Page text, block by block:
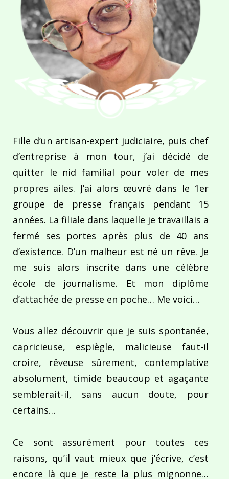
Fille d’un artisan-expert judiciaire, puis chef
d’entreprise à mon tour, j’ai décidé de
quitter le nid familial pour voler de mes
propres ailes. J’ai alors œuvré dans le 1er
groupe de presse français pendant 15
années. La filiale dans laquelle je travaillais a
fermé ses portes après plus de 40 ans
d’existence. D’un malheur est né un rêve. Je
me suis alors inscrite dans une célèbre
école de journalisme. Et mon diplôme
d’attachée de presse en poche… Me voici…
Vous allez découvrir que je suis spontanée,
capricieuse, espiègle, malicieuse faut-il
croire, rêveuse sûrement, contemplative
absolument, timide beaucoup et agaçante
semblerait-il, sans aucun doute, pour
certains…
Ce sont assurément pour toutes ces
raisons, qu’il vaut mieux que j’écrive, c’est
encore là que je reste la plus mignonne…